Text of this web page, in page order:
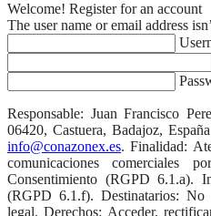
Welcome! Register for an account
The user name or email address
Responsable: Juan Francisco
06420, Castuera, Badajoz,
info@conazonex.es. Finalidad:
comunicaciones comerciales
Consentimiento (RGPD 6.1.a).
(RGPD 6.1.f). Destinatarios:
legal. Derechos: Acceder,